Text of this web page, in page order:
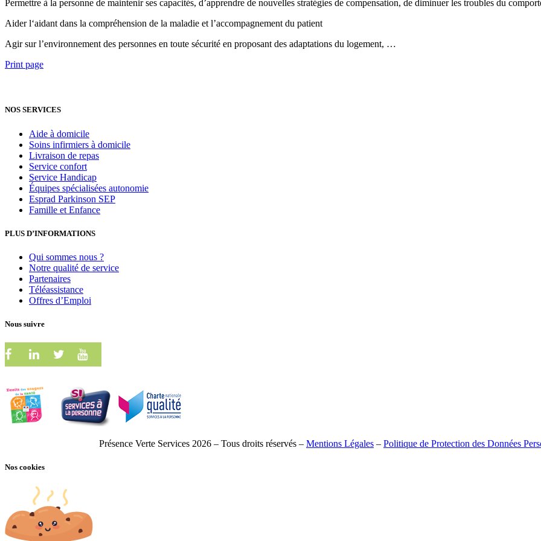
Permettre à la personne de maintenir ses capacités, d’apprendre de nouvelles stratégies de compensation, de diminuer les troubles du
Aider l‘aidant dans la compréhension de la maladie et l’accompagnement du patient
Agir sur l’environnement des personnes en toute sécurité en proposant des adaptations du logement, …
Print page
NOS SERVICES
Aide à domicile
Soins infirmiers à domicile
Livraison de repas
Service confort
Service Handicap
Équipes spécialisées autonomie
Esprad Parkinson SEP
Famille et Enfance
PLUS D’INFORMATIONS
Qui sommes nous ?
Notre qualité de service
Partenaires
Téléassistance
Offres d’Emploi
Nous suivre
Présence Verte Services 2026 – Tous droits réservés – Mentions Légales – Politique de Protection des Données
Nos cookies